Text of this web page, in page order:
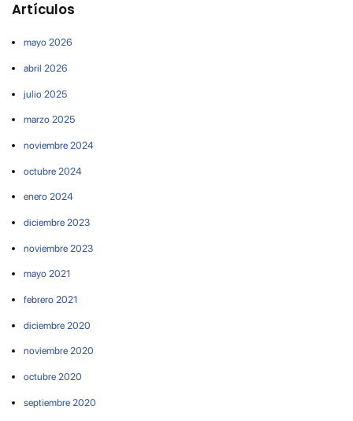
Artículos
mayo 2026
abril 2026
julio 2025
marzo 2025
noviembre 2024
octubre 2024
enero 2024
diciembre 2023
noviembre 2023
mayo 2021
febrero 2021
diciembre 2020
noviembre 2020
octubre 2020
septiembre 2020